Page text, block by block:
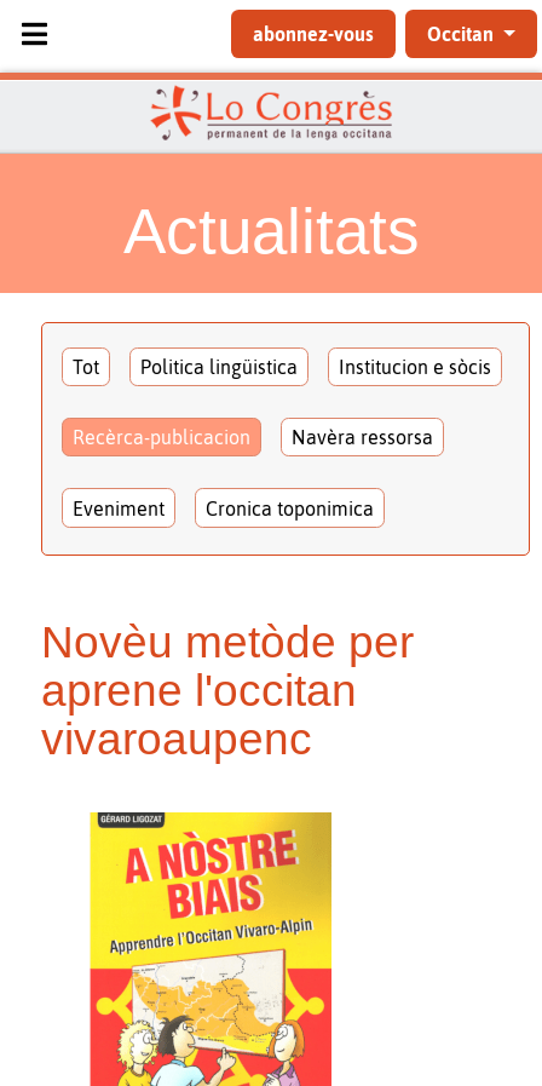
Sélectionnez votre langue
abonnez-vous Occitan
Actualitats
Tot Politica lingüistica Institucion e sòcis
Recèrca-publicacion Navèra ressorsa
Eveniment Cronica toponimica
Novèu metòde per
aprene l'occitan
vivaroaupenc